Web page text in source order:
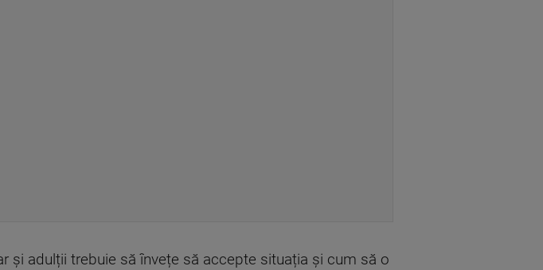
și adulții trebuie să învețe să accepte situația și cum să o